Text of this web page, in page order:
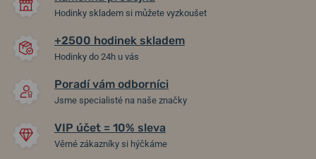
Hodinky skladem si můžete vyzkoušet
+2500 hodinek skladem
Hodinky do 24h u vás
Poradí vám odborníci
Jsme specialisté na naše značky
VIP účet = 10% sleva
Věrné zákazníky si hýčkáme